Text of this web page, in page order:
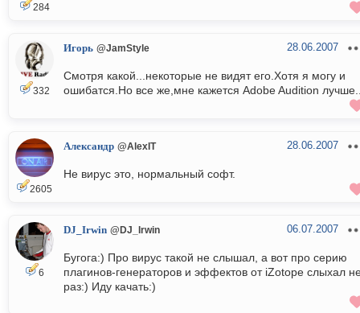
284
332
Игорь @JamStyle 28.06.2007
Смотря какой...некоторые не видят его.Хотя я могу и
ошибатся.Но все же,мне кажется Adobe Audition
2605
Александр @AlexIT 28.06.2007
Не вирус это, нормальный софт.
6
DJ_Irwin @DJ_Irwin 06.07.2007
Бугога:) Про вирус такой не слышал, а вот про серию
плагинов-генераторов и эффектов от iZotope слыхал
раз:) Иду качать:)